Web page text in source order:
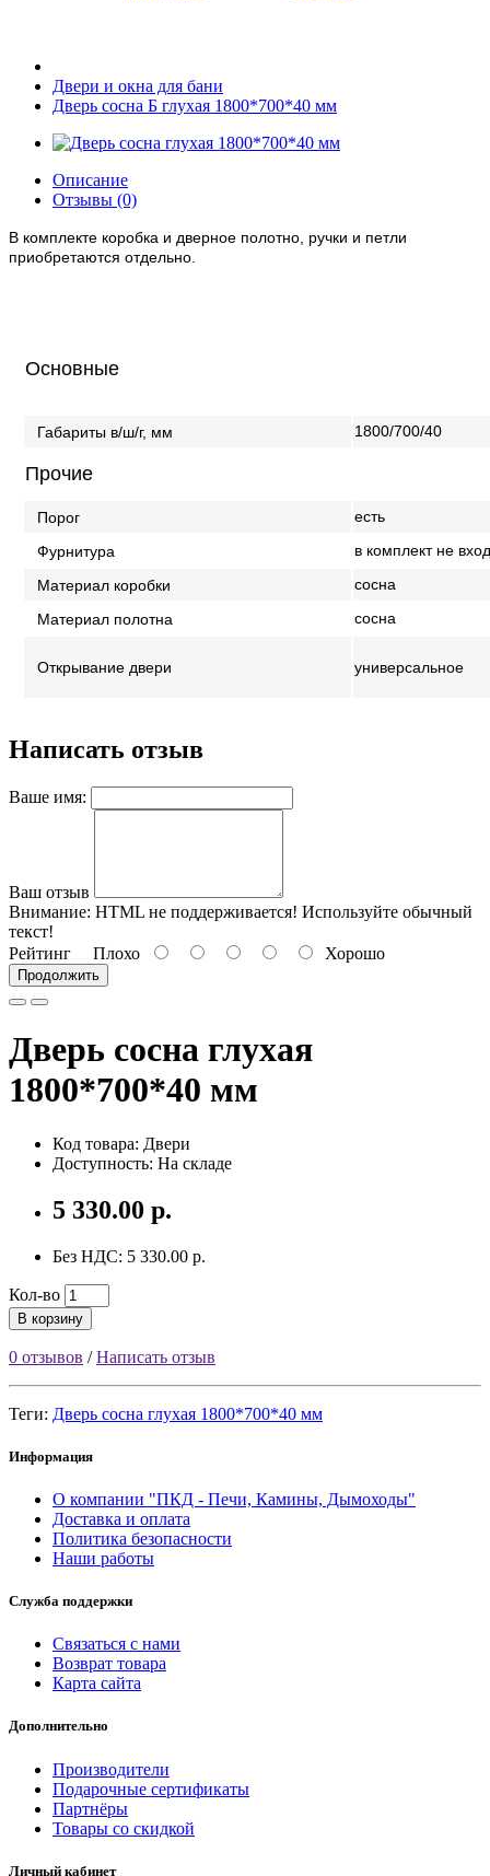
Двери и окна для бани
Дверь сосна Б глухая 1800*700*40 мм
Описание
Отзывы (0)
В комплекте коробка и дверное полотно, ручки и петли
приобретаются отдельно.
Основные
Габариты в/ш/г, мм 1800/700/40
Прочие
Порог есть
Фурнитура в комплект не
Материал коробки сосна
Материал полотна сосна
Открывание двери универсальное
Написать отзыв
Ваше имя:
Ваш отзыв
Внимание: HTML не поддерживается! Используйте обычный
текст!
Рейтинг Плохо Хорошо
Продолжить
Дверь сосна глухая
1800*700*40 мм
Код товара: Двери
Доступность: На складе
5 330.00 р.
Без НДС: 5 330.00 р.
Кол-во
В корзину
0 отзывов /Написать отзыв
Теги: Дверь сосна глухая 1800*700*40 мм
Информация
О компании "ПКД - Печи, Камины, Дымоходы"
Доставка и оплата
Политика безопасности
Наши работы
Служба поддержки
Связаться с нами
Возврат товара
Карта сайта
Дополнительно
Производители
Подарочные сертификаты
Партнёры
Товары со скидкой
Личный кабинет